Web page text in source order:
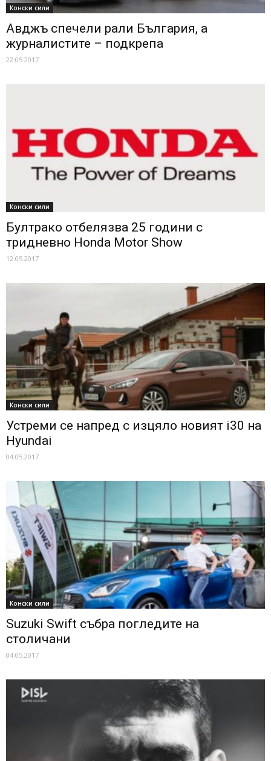
Конски сили
Авджъ спечели рали България, а
журналистите – подкрепа
22.05.2017
Конски сили
Бултрако отбелязва 25 години с
тридневно Honda Motor Show
12.05.2017
Конски сили
Устреми се напред с изцяло новият i30 на
Hyundai
04.05.2017
Конски сили
Suzuki Swift събра погледите на
столичани
04.05.2017